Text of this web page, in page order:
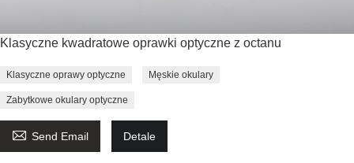
Klasyczne kwadratowe oprawki optyczne z octanu
Klasyczne oprawy optyczne Męskie okulary
Zabytkowe okulary optyczne
 Send Email Detale